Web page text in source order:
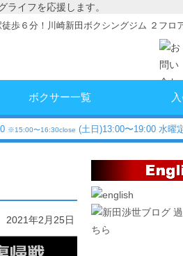
イフを応援します。
歩６分！川崎新田ボクシングジム ２フロ
ボクサー一覧
※15:00〜16:30close (土日)13:00〜19:00 水曜
2021年2月25日
ちら